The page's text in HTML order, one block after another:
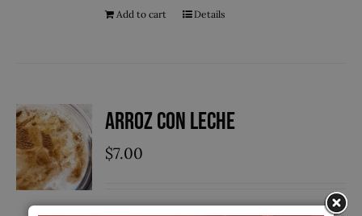
Add to cart Details
Arroz con Leche
$7.00